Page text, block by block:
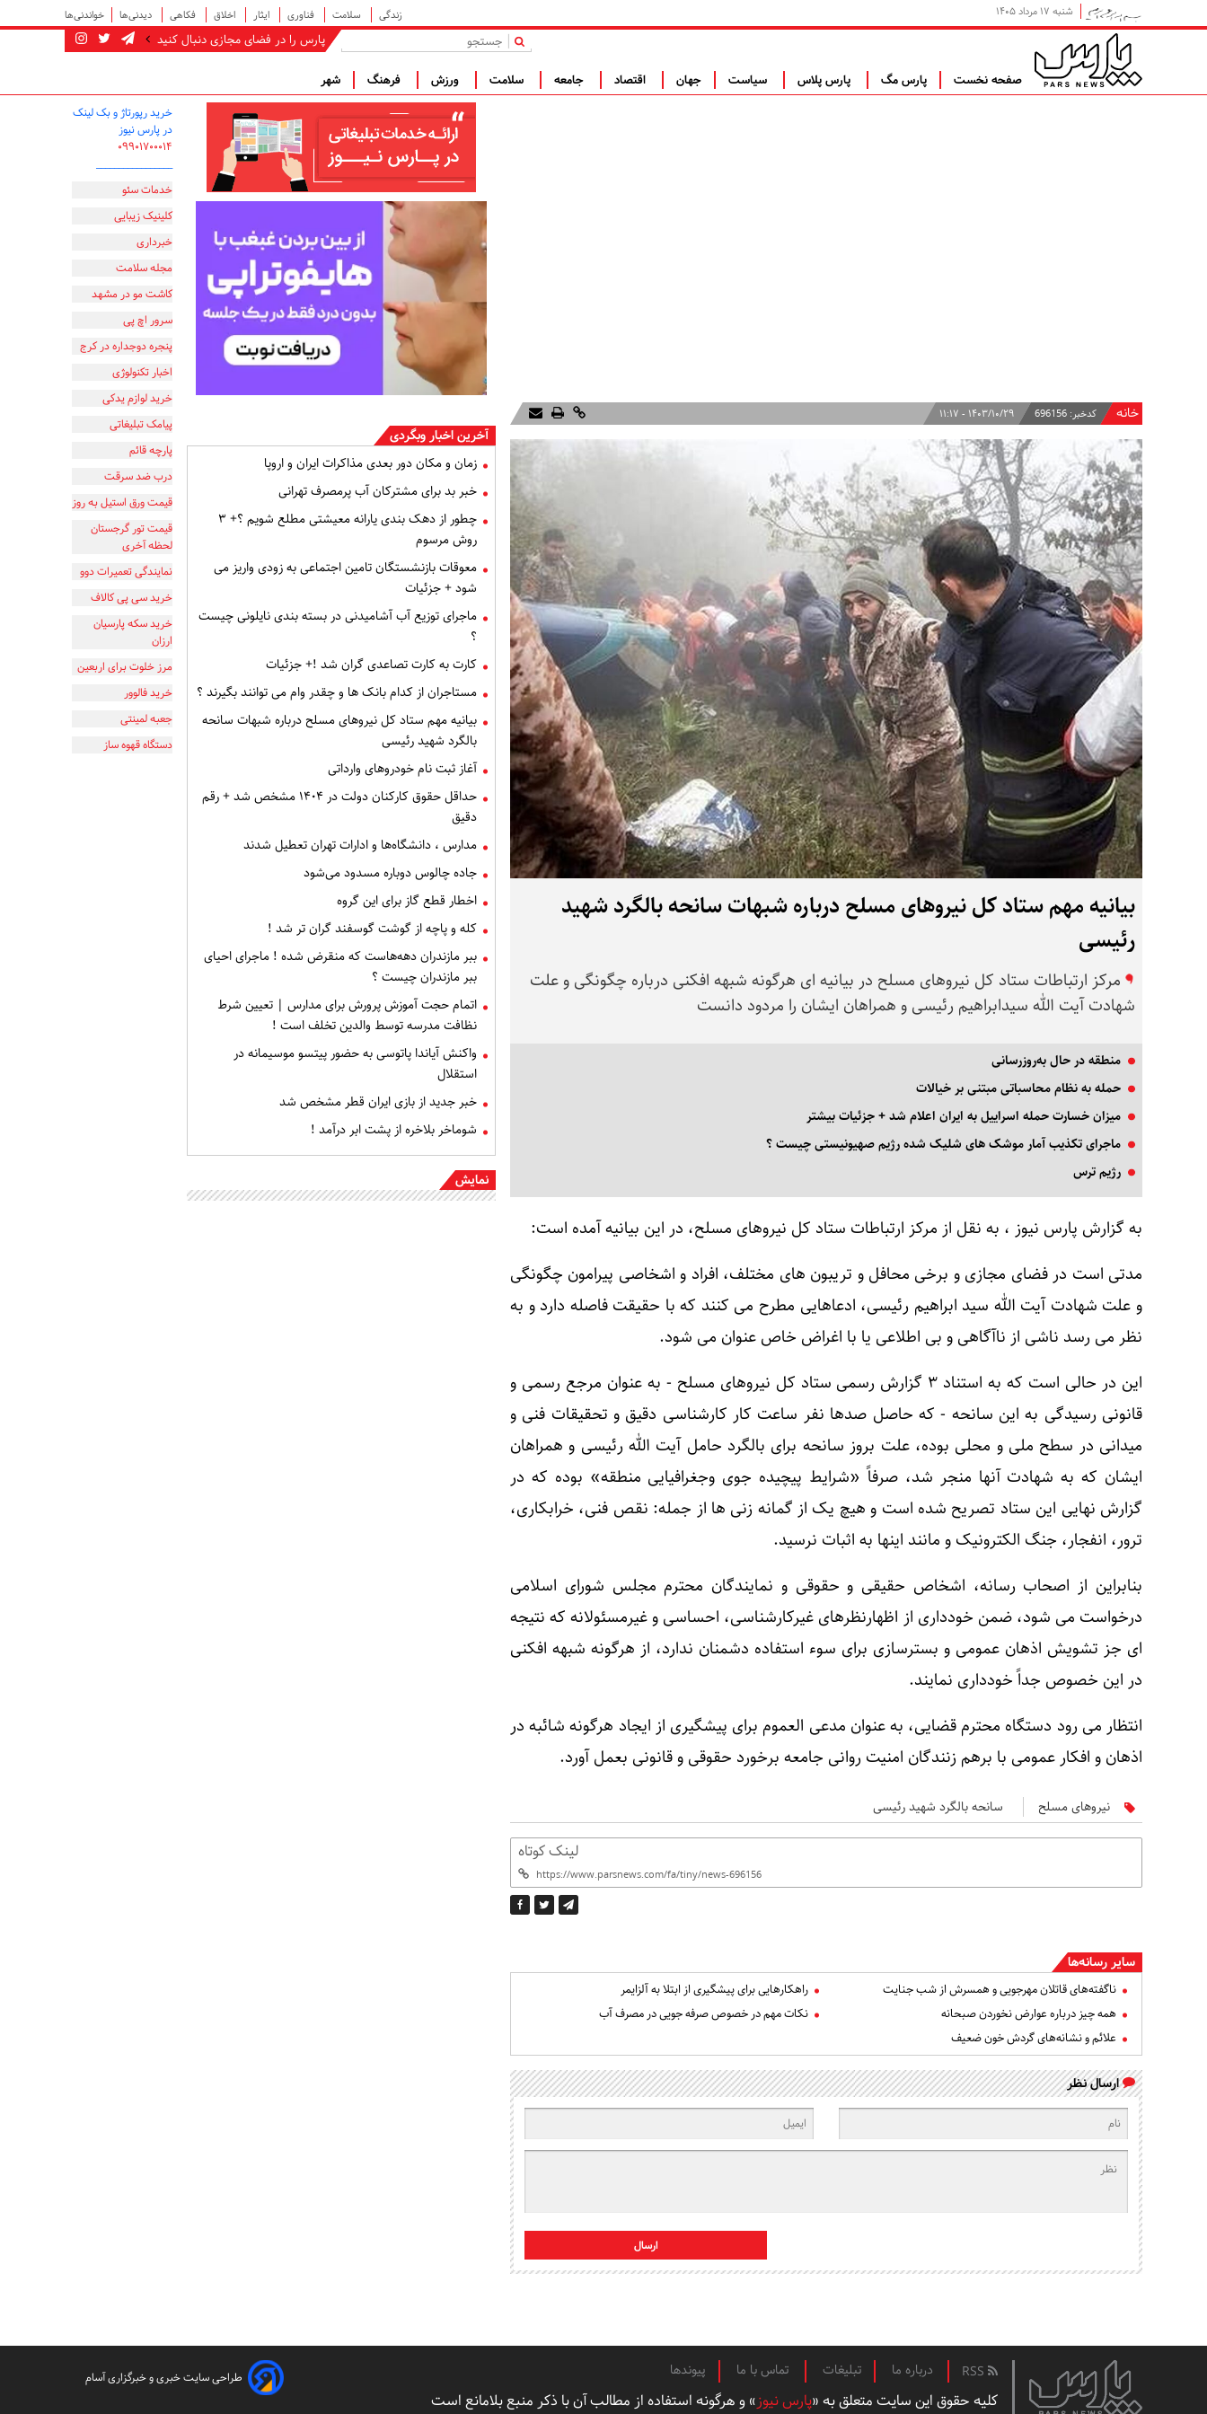
شنبه ۱۷ مرداد ۱۴۰۵ زندگی سلامت فناوری ایثار اخلاق فکاهی دیدنی‌ها خواندنی‌ها
پارس را در فضای مجازی دنبال کنید |
صفحه نخست پارس مگ پارس پلاس سیاست جهان اقتصاد جامعه سلامت ورزش فرهنگ شهر
خانه کدخبر: 696156 ۱۴۰۳/۱۰/۲۹ - ۱۱:۱۷
بیانیه مهم ستاد کل نیروهای مسلح درباره شبهات سانحه بالگرد شهید
رئیسی
مرکز ارتباطات ستاد کل نیروهای مسلح در بیانیه ای هرگونه شبهه افکنی درباره چگونگی و علت
شهادت آیت الله سیدابراهیم رئیسی و همراهان ایشان را مردود دانست
منطقه در حال به‌روزرسانی
حمله به نظام محاسباتی مبتنی بر خیالات
میزان خسارت حمله اسراییل به ایران اعلام شد + جزئیات بیشتر
ماجرای تکذیب آمار موشک‌ های شلیک‌ شده رژیم صهیونیستی چیست ؟
رژیم ترس
به گزارش پارس نیوز ،‌ به نقل از مرکز ارتباطات ستاد کل نیروهای مسلح، در این بیانیه آمده است:
مدتی است در فضای مجازی و برخی محافل و تریبون های مختلف، افراد و اشخاصی پیرامون چگونگی
و علت شهادت آیت الله سید ابراهیم رئیسی، ادعاهایی مطرح می کنند که با حقیقت فاصله دارد و به
نظر می رسد ناشی از ناآگاهی و بی اطلاعی یا با اغراض خاص عنوان می شود.
این در حالی است که به استناد ۳ گزارش رسمی ستاد کل نیروهای مسلح - به عنوان مرجع رسمی و
قانونی رسیدگی به این سانحه - که حاصل صدها نفر ساعت کار کارشناسی دقیق و تحقیقات فنی و
میدانی در سطح ملی و محلی بوده، علت بروز سانحه برای بالگرد حامل آیت الله رئیسی و همراهان
ایشان که به شهادت آنها منجر شد، صرفاً «شرایط پیچیده جوی وجغرافیایی منطقه» بوده که در
گزارش نهایی این ستاد تصریح شده است و هیچ یک از گمانه زنی ها از جمله: نقص فنی، خرابکاری،
ترور، انفجار، جنگ الکترونیک و مانند اینها به اثبات نرسید.
بنابراین از اصحاب رسانه، اشخاص حقیقی و حقوقی و نمایندگان محترم مجلس شورای اسلامی
درخواست می شود، ضمن خودداری از اظهارنظرهای غیرکارشناسی، احساسی و غیرمسئولانه که نتیجه
ای جز تشویش اذهان عمومی و بسترسازی برای سوء استفاده دشمنان ندارد، از هرگونه شبهه افکنی
در این خصوص جداً خودداری نمایند.
انتظار می رود دستگاه محترم قضایی، به عنوان مدعی العموم برای پیشگیری از ایجاد هرگونه شائبه در
اذهان و افکار عمومی با برهم زنندگان امنیت روانی جامعه برخورد حقوقی و قانونی بعمل آورد.
نیروهای مسلح سانحه بالگرد شهید رئیسی
لینک کوتاه
سایر رسانه‌ها
ناگفته‌های قاتلان مهرجویی و همسرش از شب جنایت
راهکارهایی برای پیشگیری از ابتلا به آلزایمر
همه چیز درباره عوارض نخوردن صبحانه
نکات مهم در خصوص صرفه جویی در مصرف آب
علائم و نشانه‌های گردش خون ضعیف
ارسال نظر
ارسال
آخرین اخبار وبگردی
زمان و مکان دور بعدی مذاکرات ایران و اروپا
خبر بد برای مشترکان آب پرمصرف تهرانی
چطور از دهک بندی یارانه معیشتی مطلع شویم ؟+ ۳
روش مرسوم
معوقات بازنشستگان تامین اجتماعی به زودی واریز می
شود + جزئیات
ماجرای توزیع آب‌ آشامیدنی در بسته بندی نایلونی چیست
؟
کارت به کارت تصاعدی گران شد !+ جزئیات
مستاجران از کدام بانک ها و چقدر وام می توانند بگیرند ؟
بیانیه مهم ستاد کل نیروهای مسلح درباره شبهات سانحه
بالگرد شهید رئیسی
آغاز ثبت نام خودروهای وارداتی
حداقل حقوق کارکنان دولت در ۱۴۰۴ مشخص شد + رقم
دقیق
مدارس ، دانشگاه‌ها و ادارات تهران تعطیل شدند
جاده چالوس دوباره مسدود می‌شود
اخطار قطع گاز برای این گروه
کله‌ و پاچه از گوشت گوسفند گران تر شد !
ببر مازندران دهه‌هاست که منقرض شده ! ماجرای احیای
ببر مازندران چیست ؟
اتمام حجت آموزش پرورش برای مدارس | تعیین شرط
نظافت مدرسه توسط والدین تخلف است !
واکنش آیاندا پاتوسی به حضور پیتسو موسیمانه در
استقلال
خبر جدید از بازی ایران قطر مشخص شد
شوماخر بلاخره از پشت ابر درآمد !
نمایش
خرید رپورتاژ و بک لینک
در پارس نیوز
۰۹۹۰۱۷۰۰۰۱۴
_________________
خدمات سئو
کلینیک زیبایی
خبرداری
مجله سلامت
کاشت مو در مشهد
سرور اچ پی
پنجره دوجداره در کرج
اخبار تکنولوژی
خرید لوازم یدکی
پیامک تبلیغاتی
پارچه قائم
درب ضد سرقت
قیمت ورق استیل به روز
قیمت تور گرجستان
لحظه آخری
نمایندگی تعمیرات دوو
خرید سی پی کالاف
خرید سکه پارسیان
ارزان
مرز خلوت برای اربعین
خرید فالوور
جعبه لمینتی
دستگاه قهوه ساز
درباره ما تبلیغات تماس با ما پیوندها
کلیه حقوق این سایت متعلق به «پارس نیوز» و هرگونه استفاده از مطالب آن با ذکر منبع بلامانع است
طراحی سایت خبری و خبرگزاری آسام